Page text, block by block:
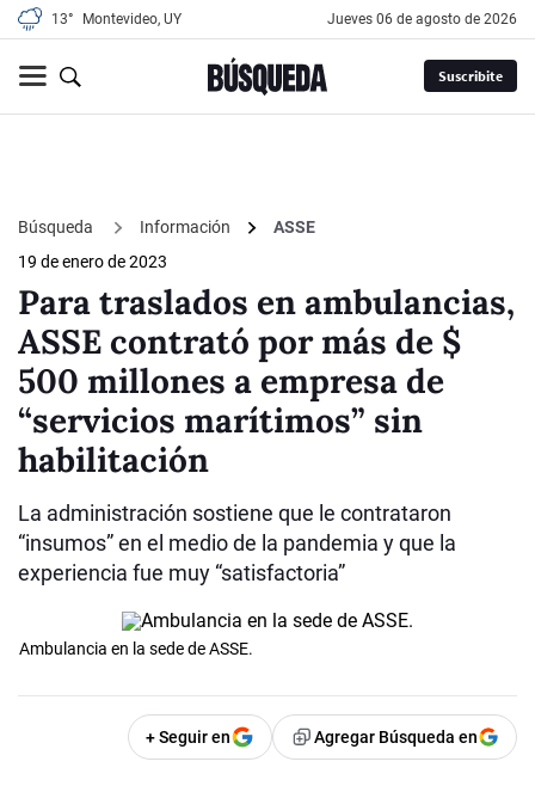
13° Montevideo, UY jueves 06 de agosto de 2026
Suscribite
Búsqueda Información
ASSE
19 de enero de 2023
Para traslados en ambulancias,
ASSE contrató por más de $
500 millones a empresa de
“servicios marítimos” sin
habilitación
La administración sostiene que le contrataron
“insumos” en el medio de la pandemia y que la
experiencia fue muy “satisfactoria”
Ambulancia en la sede de ASSE.
+ Seguir en Agregar Búsqueda en